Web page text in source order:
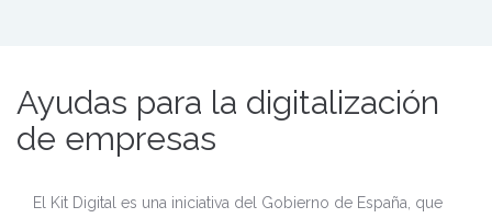
Ayudas para la digitalización
de empresas
El Kit Digital es una iniciativa del Gobierno de España, que